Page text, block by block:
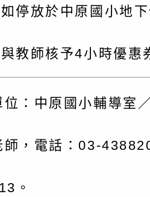
導的應用」
戲 - 兒童遊
（中部場
爸媽不暴走
空間的療癒
室之規畫與
福利部「政
之可及性格
桃園區中埔
115年度兒
訓練-獨輪
羅東高級中
育議題深化
與生命塔羅
跑馬燈文字
部特殊教育
停放於中原國小地
教師核予4小時優惠
位：中原國小輔導室
師，電話：03-
。